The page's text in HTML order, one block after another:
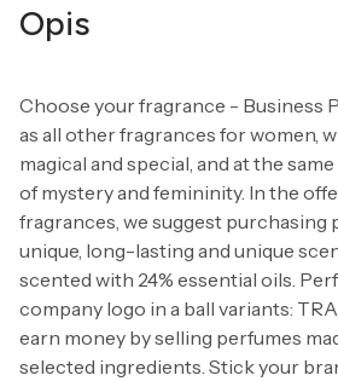
Opis
Choose your fragrance - Business
as all other fragrances for women,
magical and special, and at the
of mystery and femininity. In the
fragrances, we suggest purchasing
unique, long-lasting and unique
scented with 24% essential oils.
company logo in a ball variants:
earn money by selling perfumes
selected ingredients. Stick your